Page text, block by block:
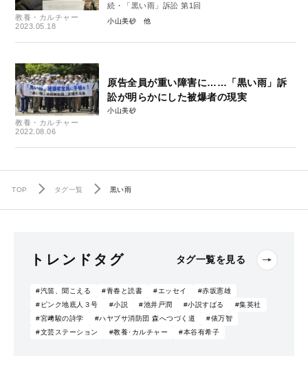
教養・カルチャー
2023.05.18
続・「黒い雨」訴訟 第1回
小山美砂
教養・カルチャー
2022.08.06
原告全員が重い障害に……「黒い雨」訴
訟が明らかにした被爆者の現実
小山美砂
TOP タグ一覧 黒い雨
トレンドタグ タグ一覧を見る
#汽笛、聞こえる #青春と読書 #エッセイ
#赤坂憲雄
#ピンク地底人３号
#小説 #池井戸潤 #小説すばる
#集英社
#宮﨑駿の詩学
#ハヤブサ消防団 森へつづく道
#俵万智
#文芸ステーション
#教養･カルチャー #本谷有希子